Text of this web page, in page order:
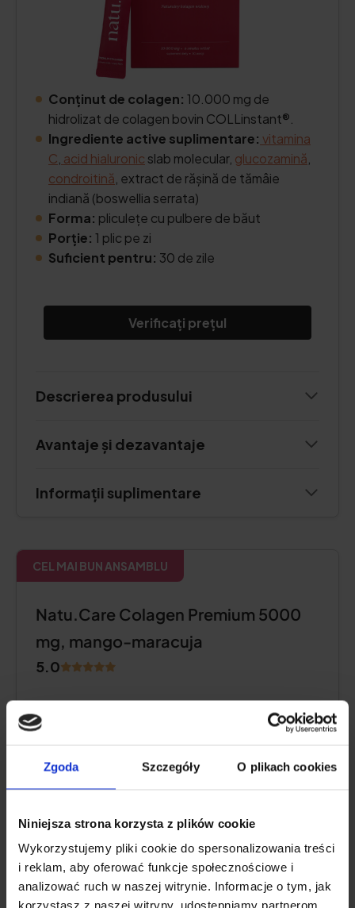
Zgoda Szczegóły O plikach cookies
Niniejsza strona korzysta z plików cookie
Wykorzystujemy pliki cookie do spersonalizowania treści
i reklam, aby oferować funkcje społecznościowe i
analizować ruch w naszej witrynie. Informacje o tym, jak
korzystasz z naszej witryny, udostępniamy partnerom
Conținut de colagen: 10.000 mg de
hidrolizat de colagen bovin COLLinstant®.
Ingrediente active suplimentare: vitamina
C acid hialuronic slab molecular, glucozamină
condroitină , extract de rășină de tămâie
indiană (boswellia serrata)
Forma: pliculețe cu pulbere de băut
Porție: 1 plic pe zi
Suficient pentru: 30 de zile
Verificați prețul
Descrierea produsului
Avantaje și dezavantaje
Informații suplimentare
CEL MAI BUN ANSAMBLU
Natu.Care Colagen Premium 5000
mg, mango-maracuja
5.0
Conținut de colagen: 5000 mg hidrolizat de